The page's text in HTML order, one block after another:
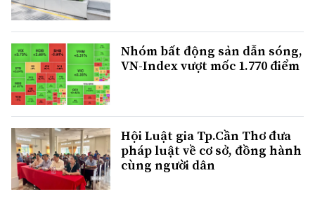
Nhóm bất động sản dẫn sóng,
VN-Index vượt mốc 1.770 điểm
Hội Luật gia Tp.Cần Thơ đưa
pháp luật về cơ sở, đồng hành
cùng người dân